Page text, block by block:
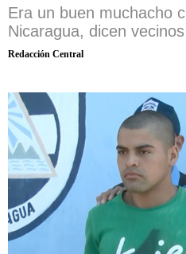
Era un buen muchacho
Nicaragua, dicen vecinos
Redacción Central